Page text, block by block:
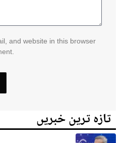
and website in this browser
تازہ ترین خبریں